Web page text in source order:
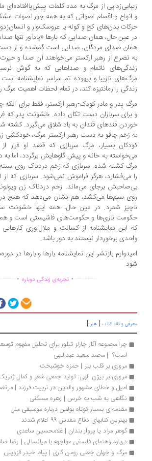
از مرگ به مدد کلمات پیش‌پا‌افتاده‌ای مانند
و اقسام اصواتی که به همه جور اصوات مشکوک
بدن‌های کج و کوله یا عروسک‌وار و انسان‌زدوده
عین حال، همان صدایی که بارها «یادآور تنها صداست
صدای مردگان، صدایی است گمشده و از دست‌ رفته
تضرع از رهبر ارکستر می‌خواهند آن صدا و حیرت و گیجی‌
ناتمام و صداهایی که به گوش نرسیده،
نازیبا و بیهوده تم سراسر نمایشنامه است و
را رمانتیزه کند، در تمام لحظات اهمیت مرگ را
پدر و مادر کودک-رهبر ارکستر، فقط برای آنکه چراغ
سربازان دست تکان داده. خشونت پدر که فرزندش
قندهای قندان به باد شلاق می‌گیرد. کشته شدن خیلی
زخم چاقو به دست رهبر ارکستر مرگ، خودکشی زن
بسیار، مرگ سربازی که قصد او فرار از
به خانه و پیش گاوهایش برگردد، اما به دست
کشته شده. سربازی که زخم دردناک روی سینه او که
می‌فشارد، هرگز فراموش نمی‌شود. سربازی که از او
برجای می‌ماند. زخم دردناک زن ویولونیست
سیم‌ها می‌کشد، هم نشان می‌دهد که هیچ درد و مرگی
شمرد. در عین حال، همه اینها خشونت ساری و
نازی‌ها و حکومت‌های فاشیستی است و همین
این نمایشنامه از کسالت و ملال‌آوری کارهایی که
برخوردار نیستند به دور باشد.
بازنشر این نمایشنامه بارها و بارها در دوره‌های
...............
. تجربه‌ی زندگی دوباره.
..............
و نقد کتاب|هنر|
است؟  | محمد سعید عبداللهی
مروری بر قلب ببر | حمزه خوشبخت
مروری بر بیژن الهی: تولید جمعی شعر و کمال ژنریک |
امیل و خطای مشهور والدین در تربیت فرزند | مرتضی
نگاهی به شب به خرس | زهره مسکنی
مقدمه‌ای بسیار کوتاه بولمن درباره موسیقی ملل
بهترین کتابهای دفاع مقدس 99 اعلام شدند
گوهر مراد یا پروار بندان | غلامحسین ساعدی
درباره راهنمای فلسفی مواجهه با میانسالی | رضا صائمی
مرگ و جهان جعلی رومن‌ گاری | پیام حیدر قزوینی